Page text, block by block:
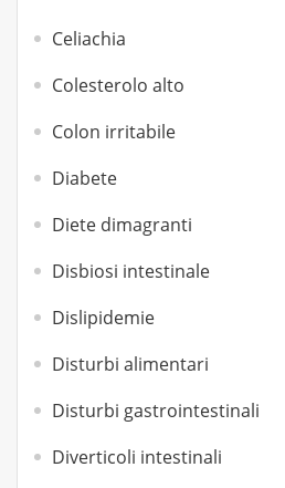
Celiachia
Colesterolo alto
Colon irritabile
Diabete
Diete dimagranti
Disbiosi intestinale
Dislipidemie
Disturbi alimentari
Disturbi gastrointestinali
Diverticoli intestinali